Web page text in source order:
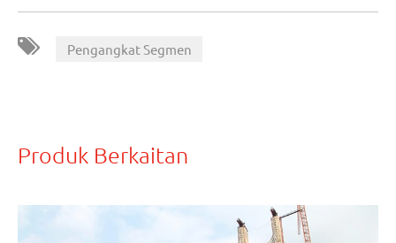
Pengangkat Segmen
Produk Berkaitan